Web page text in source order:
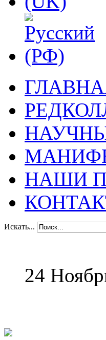
НАШИ
Искать...
24